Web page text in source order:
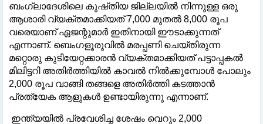
ബംഗ്ലാദേശിലെ കുഷ്തിയ ജില്ലയിൽ നിന്നുള്ള ഒരു
ആശാരി വ്യക്തമാക്കിയത് 7,000 മുതൽ 8,000 രൂപ
വരെയാണ് ഏജന്റുമാർ ഇതിനായി ഈടാക്കുന്നത്
എന്നാണ്. ബെംഗളൂരുവിൽ മരപ്പണി ചെയ്തിരുന്ന
മറ്റൊരു കുടിയേറ്റക്കാരൻ വ്യക്തമാക്കിയത് പട്ടാപ്പകൽ
മിലിട്ടറി അതിർത്തിയിൽ കാവൽ നിൽക്കുമ്പോൾ പോലും
2,000 രൂപ വാങ്ങി തങ്ങളെ അതിർത്തി കടത്താൻ
പ്രത്യേക ആളുകൾ ഉണ്ടായിരുന്നു എന്നാണ്.
ഇന്ത്യയിൽ പ്രവേശിച്ച ശേഷം വെറും 2,000